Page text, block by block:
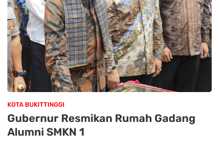
KOTA BUKITTINGGI
Gubernur Resmikan Rumah Gadang
Alumni SMKN 1